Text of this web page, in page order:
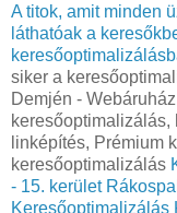
A titok, amit minden
láthatóak a
siker a
Demjén -
linképítés, Prémium
keresőoptimalizálás
- 15. kerület
Keresőoptimalizálás